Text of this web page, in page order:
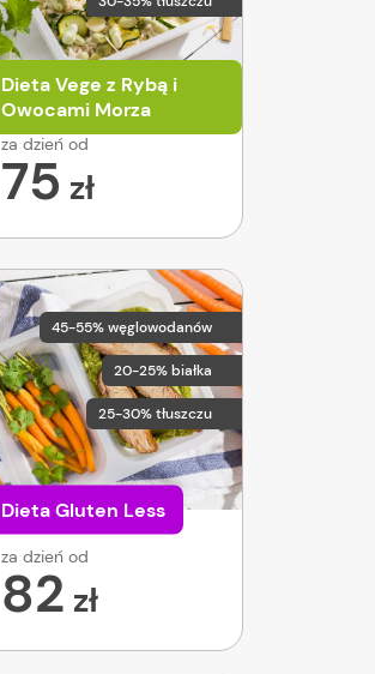
Dieta Vege z Rybą i
Owocami Morza
za dzień od
75 zł
45-55% węglowodanów
20-25% białka
25-30% tłuszczu
Dieta Gluten Less
za dzień od
82 zł